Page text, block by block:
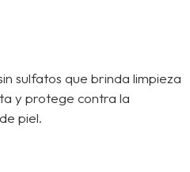
sulfatos que brinda limpieza
y protege contra la
piel.